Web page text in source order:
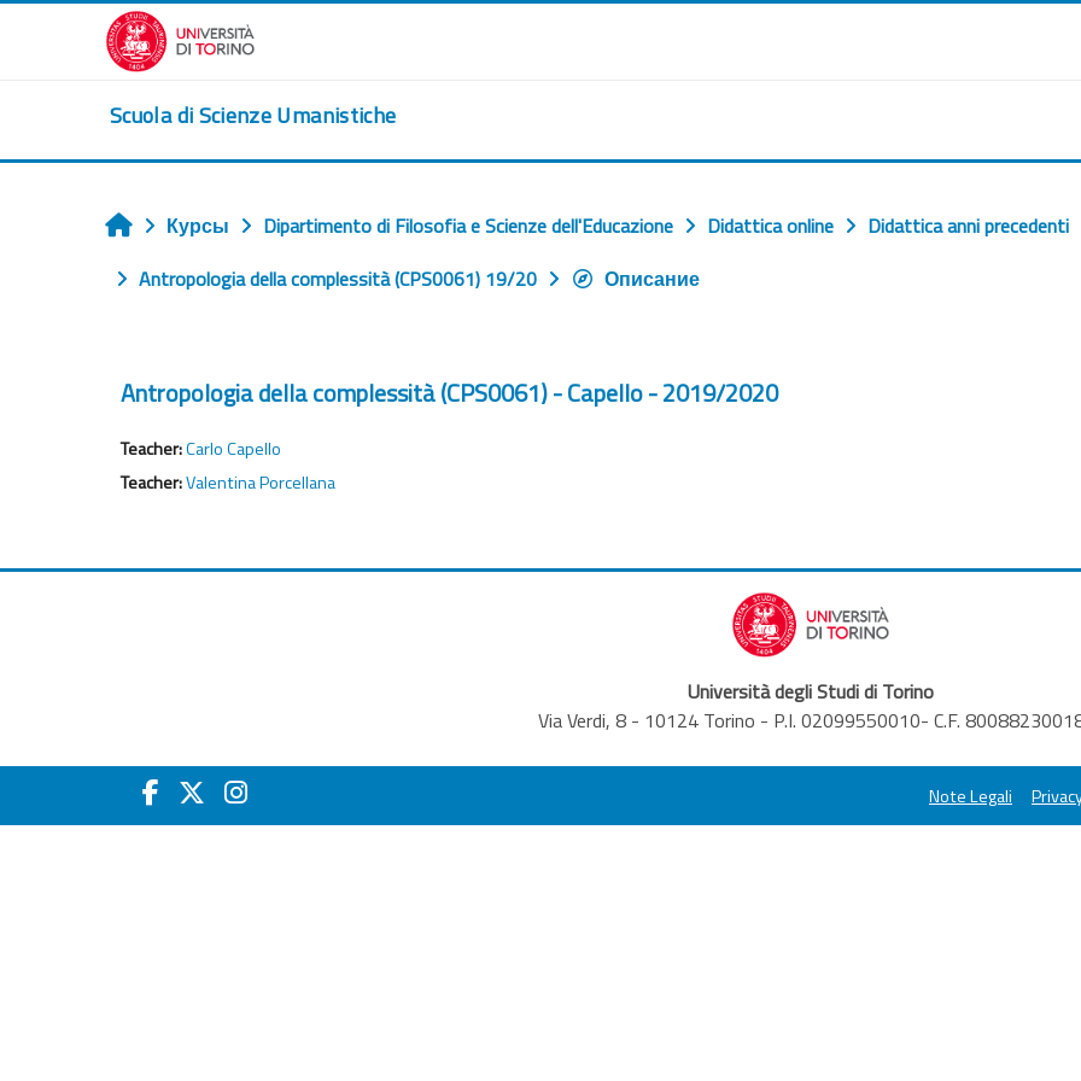
Перейти к основному содержанию
Scuola di Scienze Umanistiche
Главная
Курсы Dipartimento di Filosofia e Scienze dell'Educazione Didattica online Didattica anni precedenti
Antropologia della complessità (CPS0061) 19/20
Описание
Antropologia della complessità (CPS0061) - Capello - 2019/2020
Teacher:Carlo Capello
Teacher:Valentina Porcellana
Università degli Studi di Torino
Via Verdi, 8 - 10124 Torino - P.I. 02099550010- C.F.
Note Legali